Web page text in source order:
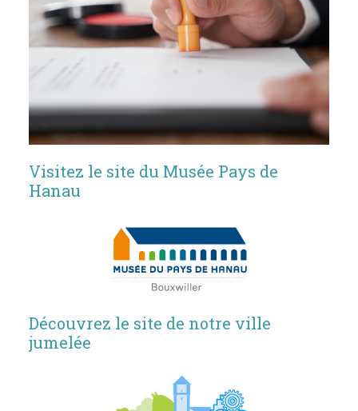
Visitez le site du Musée Pays de
Hanau
Découvrez le site de notre ville
jumelée